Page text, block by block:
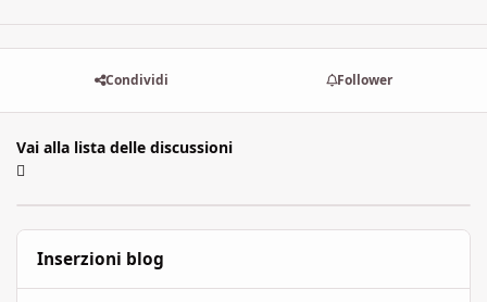
Condividi Follower
Vai alla lista delle discussioni
Inserzioni blog